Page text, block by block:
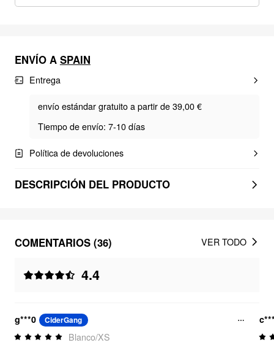
ENVÍO A SPAIN
Entrega
envío estándar gratuito a partir de 39,00 €
Tiempo de envío: 7-10 días
Política de devoluciones
DESCRIPCIÓN DEL PRODUCTO
COMENTARIOS (36)
4.4
VER TODO
g***0 CiderGang
Blanco/XS